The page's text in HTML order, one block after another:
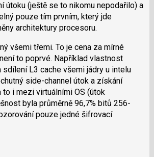
útoku (ještě se to nikomu nepodařilo) a
pouze tím prvním, který jde
architektury procesoru.
všemi třemi. To je cena za mírné
to poprvé. Například vlastnost
sdílení L3 cache všemi jádry u intelu
side-channel útok a získání
i mezi virtuálními OS (útok
byla průměrně 96,7% bitů 256-
pouze jedné šifrovací